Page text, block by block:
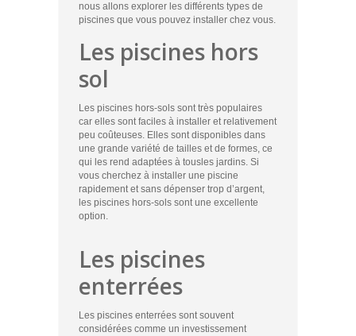
nous allons explorer les différents types de
piscines que vous pouvez installer chez vous.
Les piscines hors
sol
Les piscines hors-sols sont très populaires
car elles sont faciles à installer et relativement
peu coûteuses. Elles sont disponibles dans
une grande variété de tailles et de formes, ce
qui les rend adaptées à tousles jardins. Si
vous cherchez à installer une piscine
rapidement et sans dépenser trop d’argent,
les piscines hors-sols sont une excellente
option.
Les piscines
enterrées
Les piscines enterrées sont souvent
considérées comme un investissement